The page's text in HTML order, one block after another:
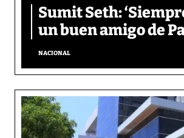
Sumit Seth:
un buen amigo de
NACIONAL